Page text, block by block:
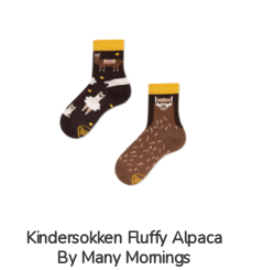
Kindersokken Fluffy Alpaca
By Many Mornings